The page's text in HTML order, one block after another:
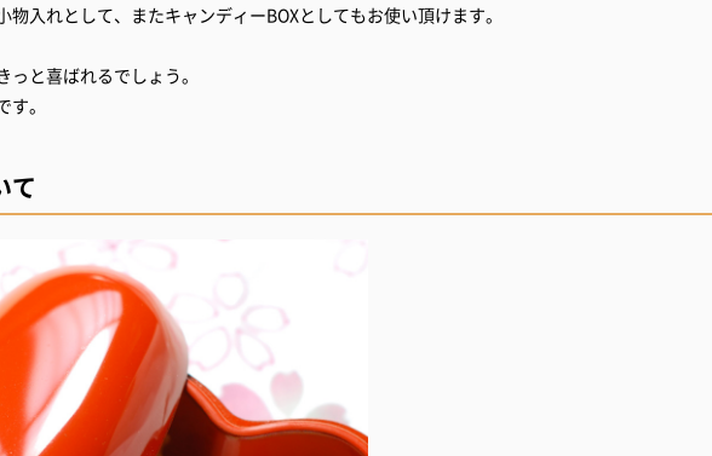
物入れとして、またキャンディーBOXとしてもお使い頂けます。
と喜ばれるでしょう。
。
て